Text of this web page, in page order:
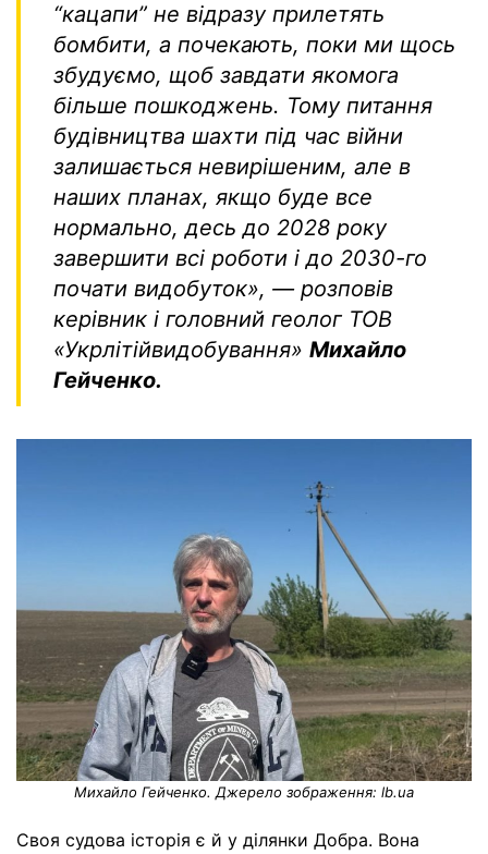
“кацапи” не відразу прилетять
бомбити, а почекають, поки ми щось
збудуємо, щоб завдати якомога
більше пошкоджень. Тому питання
будівництва шахти під час війни
залишається невирішеним, але в
наших планах, якщо буде все
нормально, десь до 2028 року
завершити всі роботи і до 2030-го
почати видобуток», — розповів
керівник і головний геолог ТОВ
«Укрлітійвидобування» Михайло
Гейченко.
Михайло Гейченко. Джерело зображення: lb.ua
Своя судова історія є й у ділянки Добра. Вона